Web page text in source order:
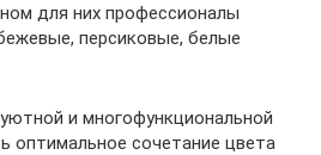
для них профессионалы
персиковые, белые
и многофункциональной
оптимальное сочетание цвета